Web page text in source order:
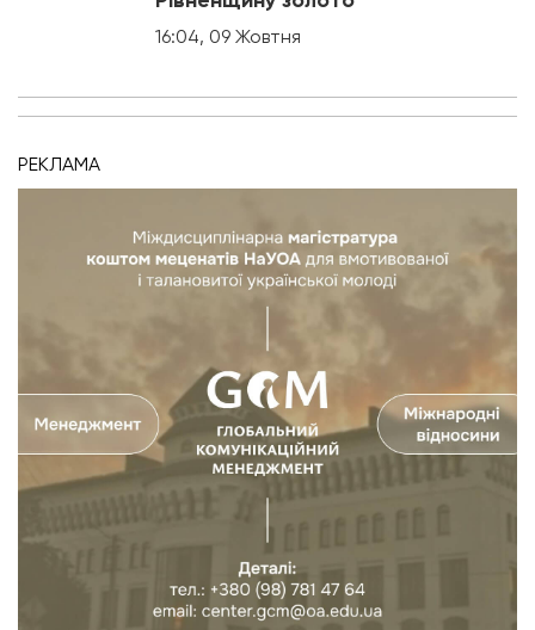
16:04, 09 Жовтня
РЕКЛАМА